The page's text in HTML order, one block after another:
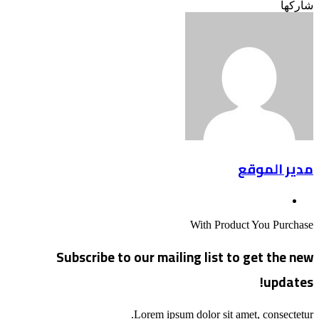
فيسبوك
‫X
لينكدإن
بينتيريست
Odnoklassniki
شاركها
مدير الموقع
With Product You Purchase
Subscribe to our mailing list to get the new
updates!
Lorem ipsum dolor sit amet, consectetur.